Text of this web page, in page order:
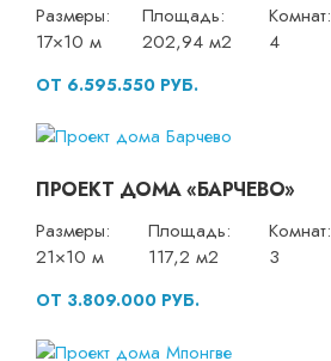
Размеры:
17×10 м
Площадь:
202,94 м2
Комнат:
4
ОТ 6.595.550 РУБ.
ПРОЕКТ ДОМА «БАРЧЕВО»
Размеры:
21×10 м
Площадь:
117,2 м2
Комнат:
3
ОТ 3.809.000 РУБ.